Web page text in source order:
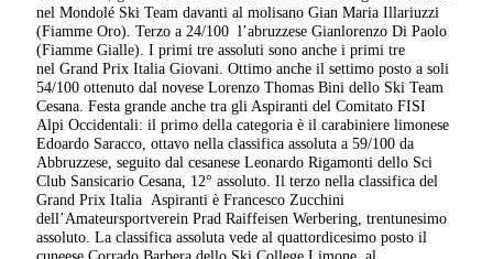
nel Mondolé Ski Team davanti al molisano Gian Maria Illariuzzi
(Fiamme Oro). Terzo a 24/100 l’abruzzese Gianlorenzo Di Paolo
(Fiamme Gialle). I primi tre assoluti sono anche i primi tre
nel Grand Prix Italia Giovani. Ottimo anche il settimo posto a soli
54/100 ottenuto dal novese Lorenzo Thomas Bini dello Ski Team
Cesana. Festa grande anche tra gli Aspiranti del Comitato FISI
Alpi Occidentali: il primo della categoria è il carabiniere limonese
Edoardo Saracco, ottavo nella classifica assoluta a 59/100 da
Abbruzzese, seguito dal cesanese Leonardo Rigamonti dello Sci
Club Sansicario Cesana, 12° assoluto. Il terzo nella classifica del
Grand Prix Italia Aspiranti è Francesco Zucchini
dell’Amateursportverein Prad Raiffeisen Werbering, trentunesimo
assoluto. La classifica assoluta vede al quattordicesimo posto il